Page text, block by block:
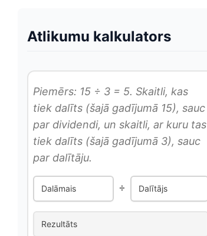
Atlikumu kalkulators
Piemērs: 15 ÷ 3 = 5. Skaitli, kas
tiek dalīts (šajā gadījumā 15), sauc
par dividendi, un skaitli, ar kuru tas
tiek dalīts (šajā gadījumā 3), sauc
par dalītāju.
Dalāmais ÷ Dalītājs
Rezultāts